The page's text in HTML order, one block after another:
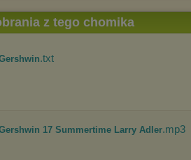
z tego chomika
.txt
17 Summertime Larry Adler.mp3